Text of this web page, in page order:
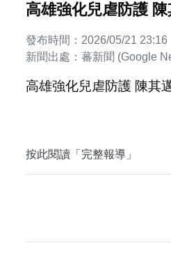
高雄強化兒虐防護
發布時間：2026/05/21 23:16
新聞出處：蕃新聞 (Google
高雄強化兒虐防護 陳其
按此閱讀「完整報導」